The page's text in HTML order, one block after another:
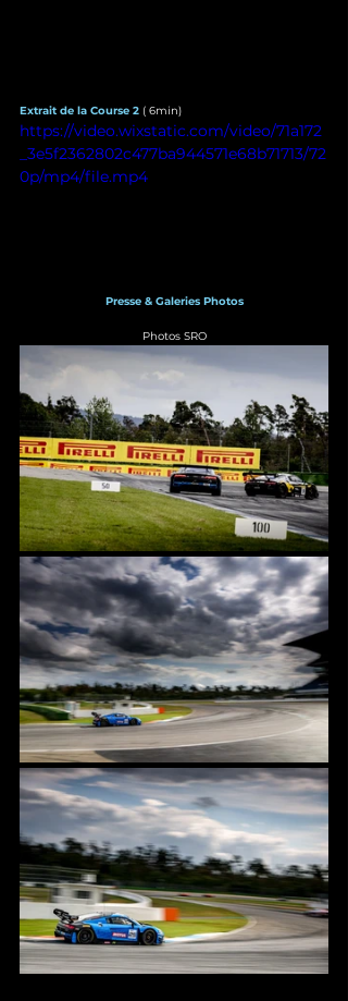
Extrait de la Course 2 ( 6min)
https://video.wixstatic.com/video/71a172
_3e5f2362802c477ba944571e68b71713/72
0p/mp4/file.mp4
Presse & Galeries Photos
Photos SRO